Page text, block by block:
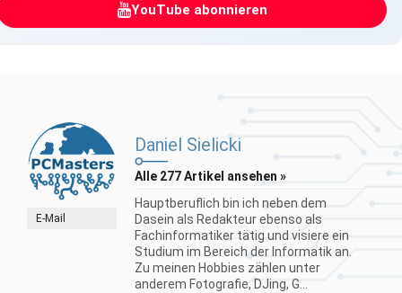
YouTube abonnieren
E-Mail
Daniel Sielicki
Alle 277 Artikel ansehen »
Hauptberuflich bin ich neben dem
Dasein als Redakteur ebenso als
Fachinformatiker tätig und visiere ein
Studium im Bereich der Informatik an.
Zu meinen Hobbies zählen unter
anderem Fotografie, DJing, G...